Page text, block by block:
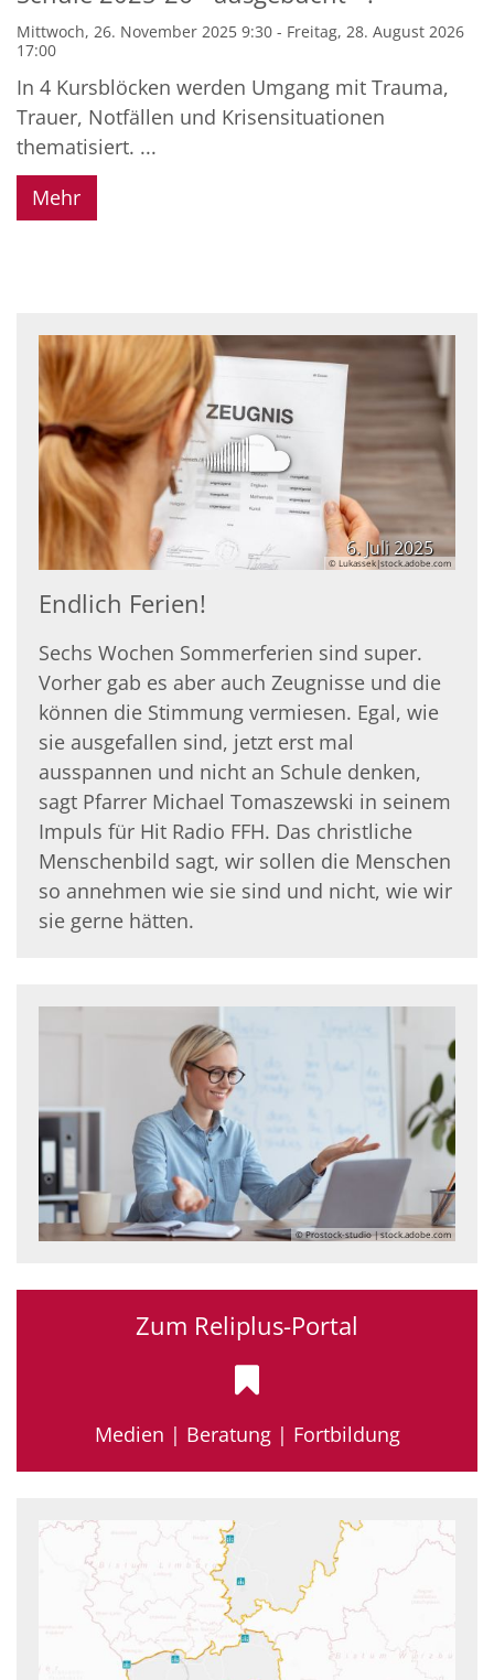
Mittwoch, 26. November 2025 9:30 - Freitag, 28. August 2026
17:00
In 4 Kursblöcken werden Umgang mit Trauma,
Trauer, Notfällen und Krisensituationen
thematisiert. ...
Mehr
6. Juli 2025
© Lukassek|stock.adobe.com
Endlich Ferien!
Sechs Wochen Sommerferien sind super.
Vorher gab es aber auch Zeugnisse und die
können die Stimmung vermiesen. Egal, wie
sie ausgefallen sind, jetzt erst mal
ausspannen und nicht an Schule denken,
sagt Pfarrer Michael Tomaszewski in seinem
Impuls für Hit Radio FFH. Das christliche
Menschenbild sagt, wir sollen die Menschen
so annehmen wie sie sind und nicht, wie wir
sie gerne hätten.
© Prostock-studio | stock.adobe.com
Zum Reliplus-Portal
Medien | Beratung | Fortbildung